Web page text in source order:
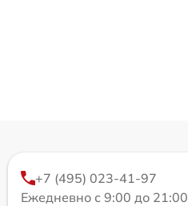
+7 (495) 023-41-97
Ежедневно с 9:00 до 21:00